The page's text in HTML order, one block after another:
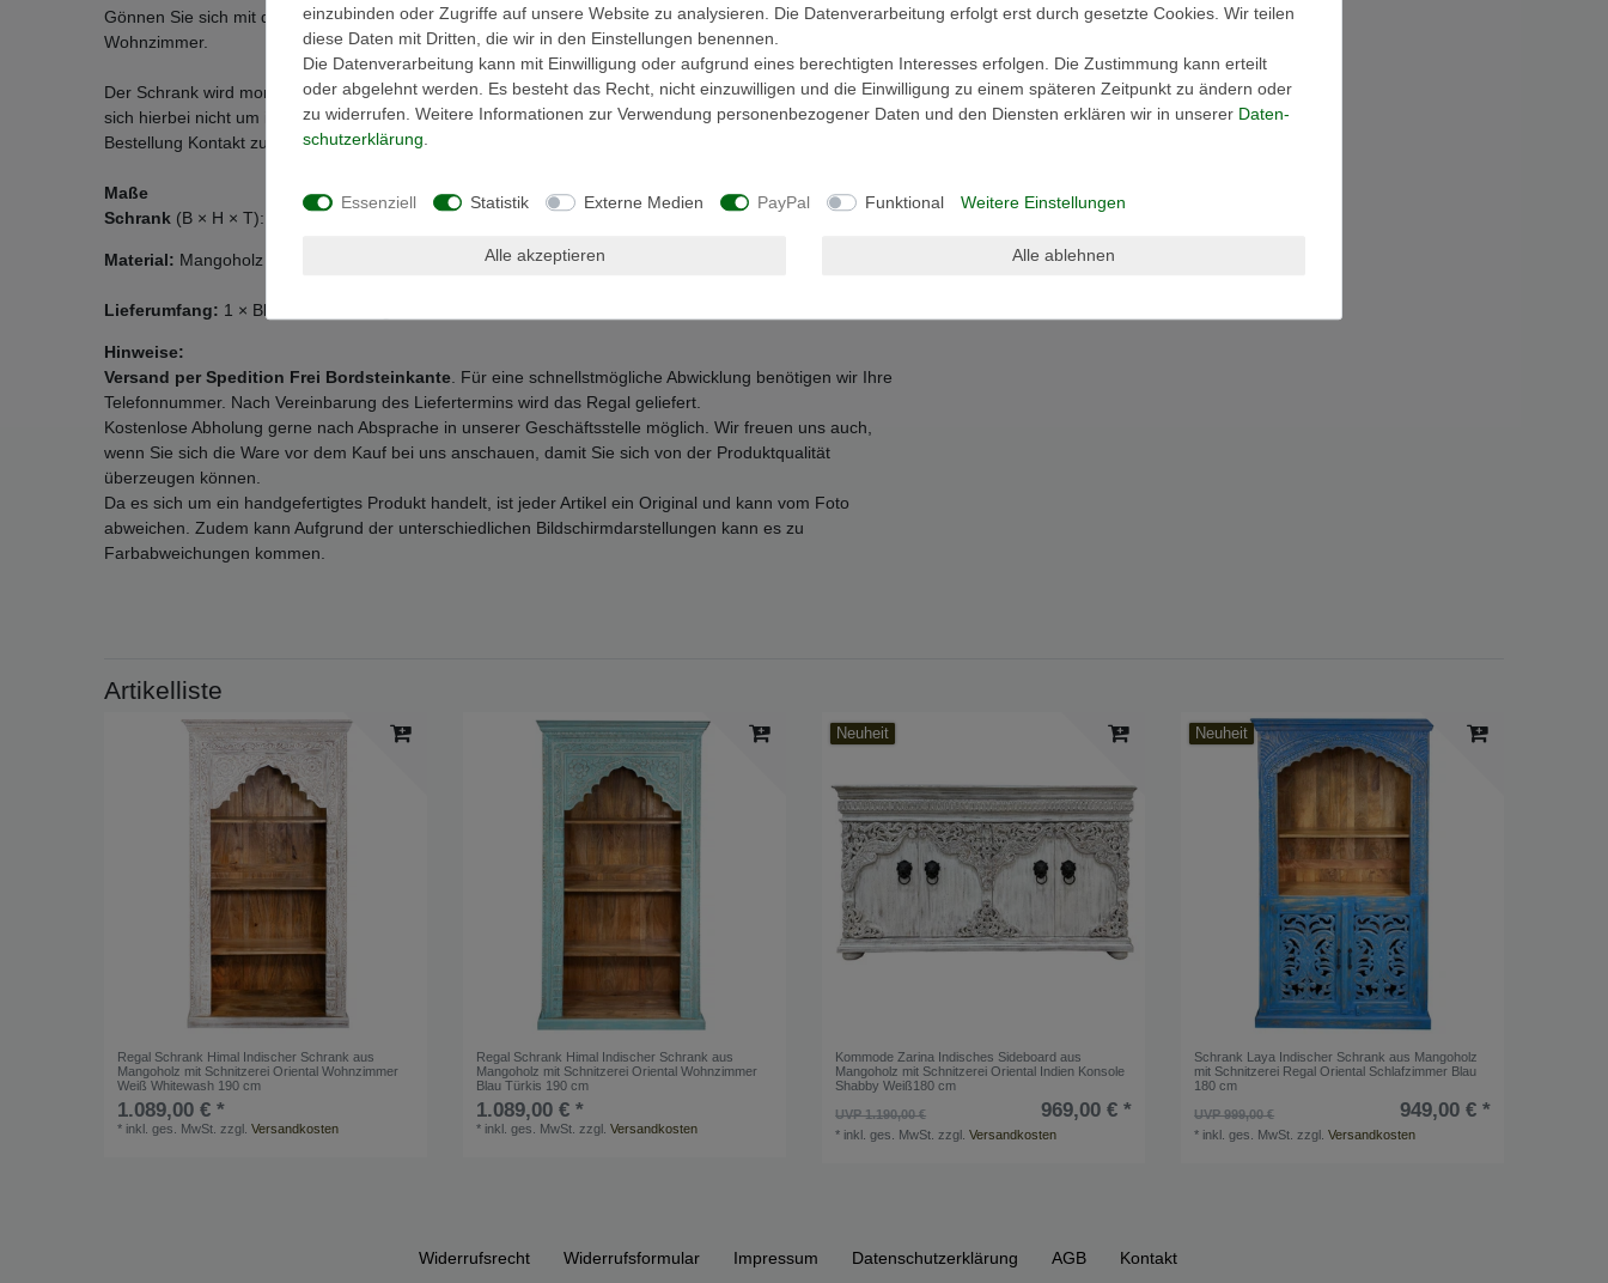
Gönnen Sie sich mit dem indischen Regal Schrank Himalein absolutes Schmuckstück für Ihr
Wohnzimmer.
Der Schrank wird montiert geliefert. In liebevollerHandarbeitaufwendig inIndienhergestellt. Es handelt
sich hierbei nicht um industrielle Massenware. Bei Fragen und Unklarheiten nehmen Sie bitte vor Ihrer
Bestellung Kontakt zu uns auf.
Maße
Schrank (B × H × T): ca. 100 × 190 × 40 cm
Material: Mangoholz
Lieferumfang: 1 × Blau Türkises Regal Schrank Himal, 190 cm
Hinweise:
Versand per Spedition Frei Bordsteinkante. Für eine schnellstmögliche Abwicklung benötigen wir Ihre
Telefonnummer. Nach Vereinbarung des Liefertermins wird das Regal geliefert.
Kostenlose Abholung gerne nach Absprache in unserer Geschäftsstelle möglich. Wir freuen uns auch,
wenn Sie sich die Ware vor dem Kauf bei uns anschauen, damit Sie sich von der Produktqualität
überzeugen können.
Da es sich um ein handgefertigtes Produkt handelt, ist jeder Artikel ein Original und kann vom Foto
abweichen. Zudem kann Aufgrund der unterschiedlichen Bildschirmdarstellungen kann es zu
Farbabweichungen kommen.
Artikelliste
Regal Schrank Himal Indischer Schrank aus
Mangoholz mit Schnitzerei Oriental Wohnzimmer
Weiß Whitewash 190 cm
1.089,00 € *
* inkl. ges. MwSt. zzgl.Versandkosten
Regal Schrank Himal Indischer Schrank aus
Mangoholz mit Schnitzerei Oriental Wohnzimmer
Blau Türkis 190 cm
1.089,00 € *
* inkl. ges. MwSt. zzgl.Versandkosten
Neuheit
Kommode Zarina Indisches Sideboard aus
Mangoholz mit Schnitzerei Oriental Indien Konsole
Shabby Weiß180 cm
UVP 1.190,00 €
969,00 € *
* inkl. ges. MwSt. zzgl.Versandkosten
Neuheit
Schrank Laya Indischer Schrank aus Mangoholz
mit Schnitzerei Regal Oriental Schlafzimmer Blau
180 cm
UVP 999,00 €
949,00 € *
* inkl. ges. MwSt. zzgl.Versandkosten
Widerrufs­recht Widerrufs­formular Impressum Daten­schutz­erklärung AGB Kontakt
einzubinden oder Zugriffe auf unsere Website zu analysieren. Die Datenverarbeitung erfolgt erst durch gesetzte Cookies. Wir teilen
diese Daten mit Dritten, die wir in den Einstellungen benennen.
Die Datenverarbeitung kann mit Einwilligung oder aufgrund eines berechtigten Interesses erfolgen. Die Zustimmung kann erteilt
oder abgelehnt werden. Es besteht das Recht, nicht einzuwilligen und die Einwilligung zu einem späteren Zeitpunkt zu ändern oder
zu widerrufen. Weitere Informationen zur Verwendung personenbezogener Daten und den Diensten erklären wir in unserer Daten­
schutz­erklärung.
Essenziell Statistik Externe Medien PayPal Funktional Weitere Einstellungen
Alle akzeptieren Alle ablehnen